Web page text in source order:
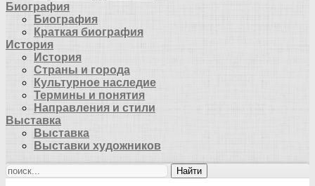
Биография
Биография
Краткая биография
История
История
Страны и города
Культурное наследие
Термины и понятия
Направления и стили
Выставка
Выставка
Выставки художников
Найти